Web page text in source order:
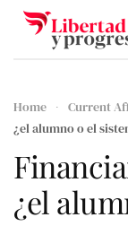
Skip to main
Home Current
¿el alumno o el
¿el